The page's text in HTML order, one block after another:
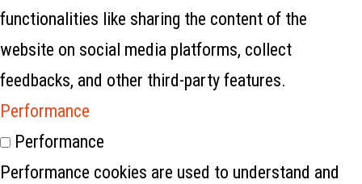
functionalities like sharing the content of the
website on social media platforms, collect
feedbacks, and other third-party features.
Performance
Performance
Performance cookies are used to understand and